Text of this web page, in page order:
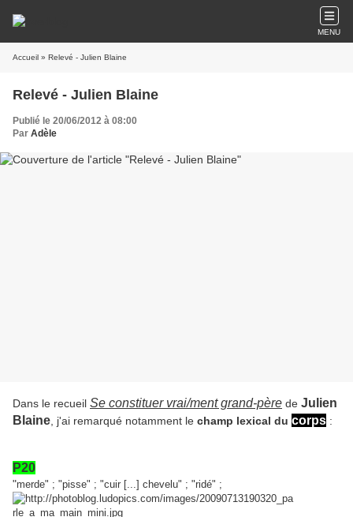
MENU
Accueil » Relevé - Julien Blaine
Relevé - Julien Blaine
Publié le 20/06/2012 à 08:00
Par Adèle
Dans le recueil Se constituer vrai/ment grand-père de Julien
Blaine , j'ai remarqué notamment le champ lexical du corps :
P20
"merde" ; "pisse" ; "cuir [...] chevelu" ; "ridé" ;